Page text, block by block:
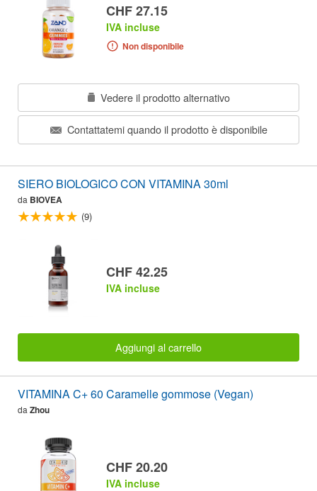
CHF 27.15
IVA incluse
Non disponibile
Vedere il prodotto alternativo
Contattatemi quando il prodotto è disponibile
SIERO BIOLOGICO CON VITAMINA 30ml
da BIOVEA
(9)
CHF 42.25
IVA incluse
Aggiungi al carrello
VITAMINA C+ 60 Caramelle gommose (Vegan)
daZhou
CHF 20.20
IVA incluse